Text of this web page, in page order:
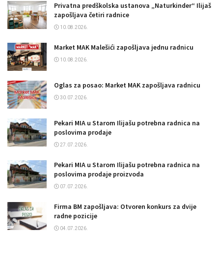
Privatna predškolska ustanova „Naturkinder“ Ilijaš
zapošljava četiri radnice
10.08.2026.
Market MAK Malešići zapošljava jednu radnicu
10.08.2026.
Oglas za posao: Market MAK zapošljava radnicu
30.07.2026.
Pekari MIA u Starom Ilijašu potrebna radnica na
poslovima prodaje
27.07.2026.
Pekari MIA u Starom Ilijašu potrebna radnica na
poslovima prodaje proizvoda
07.07.2026.
Firma BM zapošljava: Otvoren konkurs za dvije
radne pozicije
04.07.2026.